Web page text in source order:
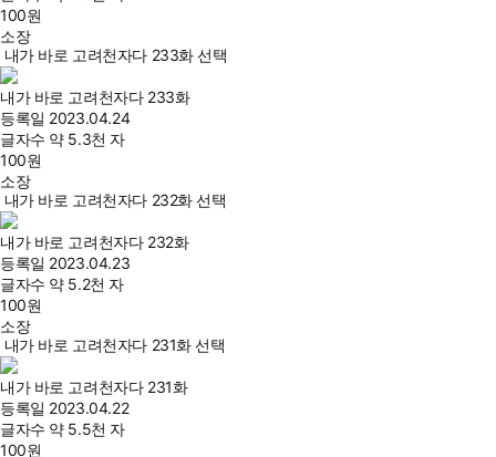
100원
소장
내가 바로 고려천자다 233화 선택
내가 바로 고려천자다 233화
등록일 2023.04.24
글자수 약 5.3천 자
100원
소장
내가 바로 고려천자다 232화 선택
내가 바로 고려천자다 232화
등록일 2023.04.23
글자수 약 5.2천 자
100원
소장
내가 바로 고려천자다 231화 선택
내가 바로 고려천자다 231화
등록일 2023.04.22
글자수 약 5.5천 자
100원